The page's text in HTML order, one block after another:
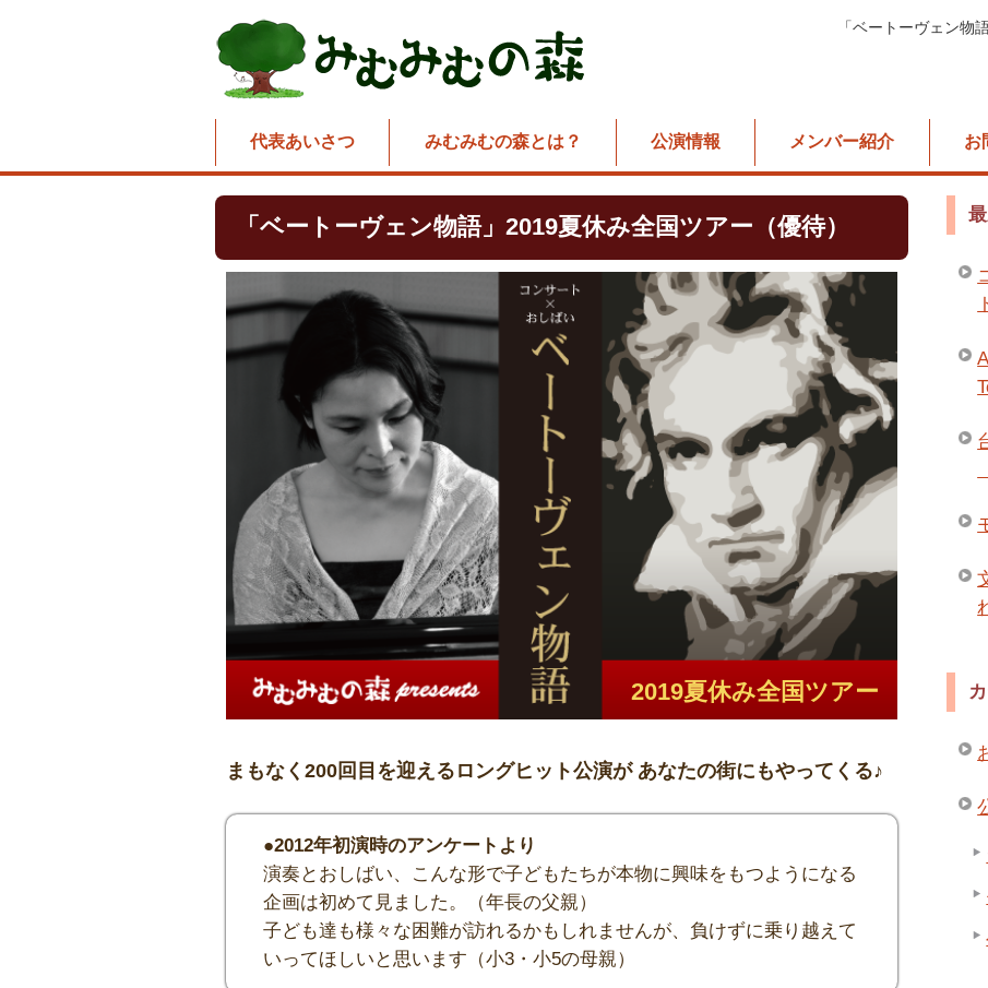
「ベートーヴェン物
代表あいさつ みむみむの森とは？ 公演情報 メンバー紹介 お
「ベートーヴェン物語」2019夏休み全国ツアー（優待）
2019夏休み全国ツアー
まもなく200回目を迎えるロングヒット公演が あなたの街にもやってくる♪
●2012年初演時のアンケートより
演奏とおしばい、こんな形で子どもたちが本物に興味をもつようになる
企画は初めて見ました。（年長の父親）
子ども達も様々な困難が訪れるかもしれませんが、負けずに乗り越えて
いってほしいと思います（小3・小5の母親）